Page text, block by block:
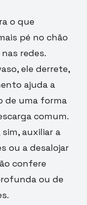
o que
pé no chão
redes.
ele derrete,
ajuda a
de uma forma
comum.
auxiliar a
ou a desalojar
confere
ou de